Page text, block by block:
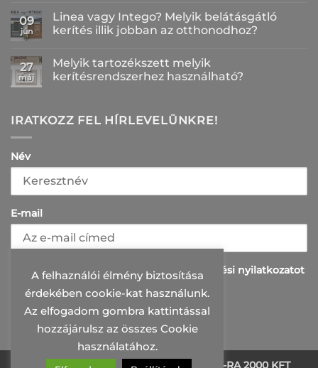
–
Így
készül
felület
bejegyzéshez
a(z)
Mennyibe
kerül
kerítésszett
2026-
ban?
09
jún
Linea vagy Intego? Melyik belátásgátló
kerítés illik jobban az otthonodhoz?
a(z)
Linea
vagy
kerítés
illik
27
máj
Melyik tartozékszett melyik
kerítésrendszerhez használható?
Melyik
tartozékszett
IRATKOZZ FEL HÍRLEVELÜNKRE!
Név
E-mail
Elolvastam és elfogadom az adatkazelési nyilatkozatot
Minden jog fenntartva 2026 © PRI-MO-RA 2000 KFT
A felhaználói élmény biztosítása
érdekében cookie-kat használunk.
Az elfogadom gombra kattintással
hozzájárulsz az összes Cookie
használatához.